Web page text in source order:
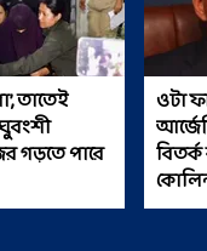
তাতেই
গড়তে পারে
ওটা